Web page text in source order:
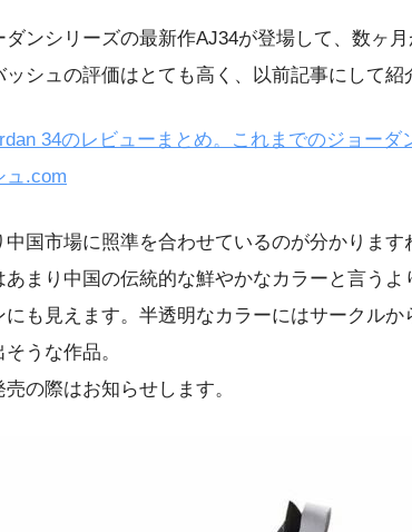
ダンシリーズの最新作AJ34が登場して、数ヶ月
ッシュの評価はとても高く、以前記事にして紹
34のレビューまとめ。これまでのジョーダ
ュ.com
中国市場に照準を合わせているのが分かります
あまり中国の伝統的な鮮やかなカラーと言う
にも見えます。半透明なカラーにはサークルか
そうな作品。
売の際はお知らせします。